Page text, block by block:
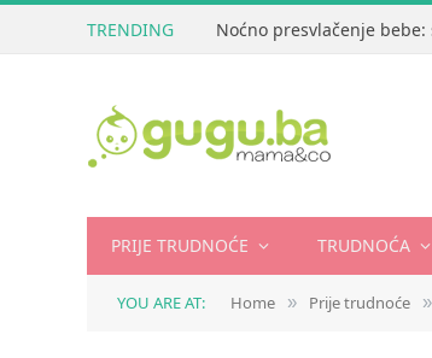
TRENDING Noćno presvlačenje
PRIJE TRUDNOĆE TRUDNOĆA
YOU ARE AT: Home » Prije trudnoće »